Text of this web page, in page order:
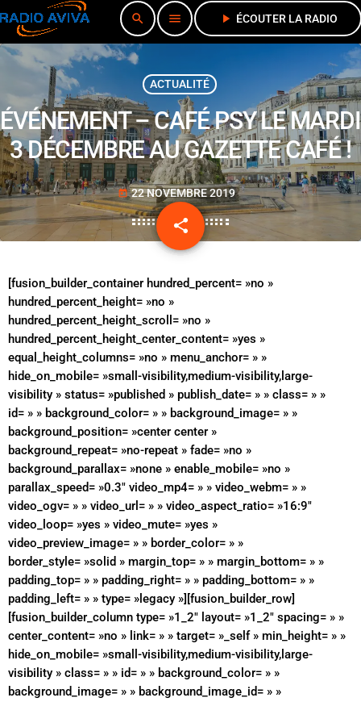
search menu play_arrow ÉCOUTER LA RADIO
ACTUALITÉ
ÉVÉNEMENT – CAFÉ PSY LE MARDI
3 DÉCEMBRE AU GAZETTE CAFÉ !
today 22 NOVEMBRE 2019
share
email
[fusion_builder_container hundred_percent= »no »
hundred_percent_height= »no »
hundred_percent_height_scroll= »no »
hundred_percent_height_center_content= »yes »
equal_height_columns= »no » menu_anchor= » »
hide_on_mobile= »small-visibility,medium-visibility,large-
visibility » status= »published » publish_date= » » class= » »
id= » » background_color= » » background_image= » »
background_position= »center center »
background_repeat= »no-repeat » fade= »no »
background_parallax= »none » enable_mobile= »no »
parallax_speed= »0.3″ video_mp4= » » video_webm= » »
video_ogv= » » video_url= » » video_aspect_ratio= »16:9″
video_loop= »yes » video_mute= »yes »
video_preview_image= » » border_color= » »
border_style= »solid » margin_top= » » margin_bottom= » »
padding_top= » » padding_right= » » padding_bottom= » »
padding_left= » » type= »legacy »][fusion_builder_row]
[fusion_builder_column type= »1_2″ layout= »1_2″ spacing= » »
center_content= »no » link= » » target= »_self » min_height= » »
hide_on_mobile= »small-visibility,medium-visibility,large-
visibility » class= » » id= » » background_color= » »
background_image= » » background_image_id= » »